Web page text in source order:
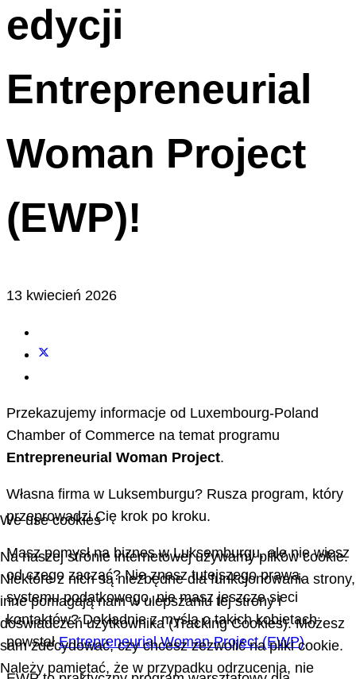
edycji
Entrepreneurial
Woman Project
(EWP)!
13 kwiecień 2026
Przekazujemy informacje od Luxembourg-Poland
Chamber of Commerce na temat programu
Entrepreneurial Woman Project.
Własna firma w Luksemburgu? Rusza program, który
przeprowadzi Cię krok po kroku.
Masz pomysł na biznes w Luksemburgu, ale nie wiesz
od czego zacząć? Nie znasz tutejszego prawa,
systemu podatkowego, nie masz jeszcze sieci
kontaktów? Dokładnie z myślą o takich kobietach
powstałEntrepreneurial Woman Project (EWP).
We use cookies
Na naszej stronie internetowej używamy plików cookie.
Niektóre z nich są niezbędne dla funkcjonowania strony,
inne pomagają nam w ulepszaniu tej strony i
doświadczeń użytkownika (Tracking Cookies). Możesz
sam zdecydować, czy chcesz zezwolić na pliki cookie.
Należy pamiętać, że w przypadku odrzucenia, nie